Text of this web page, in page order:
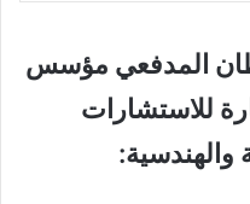
المدفعي مؤسس
للاستشارات
والهندسية: